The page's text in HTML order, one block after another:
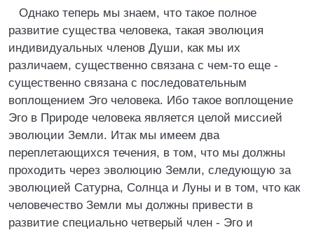
Однако теперь мы знаем, что такое полное
развитие существа человека, такая эволюция
индивидуальных членов Души, как мы их
различаем, существенно связана с чем-то еще -
существенно связана с последовательным
воплощением Эго человека. Ибо такое воплощение
Эго в Природе человека является целой миссией
эволюции Земли. Итак мы имеем два
переплетающихся течения, в том, что мы должны
проходить через эволюцию Земли, следующую за
эволюцией Сатурна, Солнца и Луны и в том, что как
человечество Земли мы должны привести в
развитие специально четверый член - Эго и